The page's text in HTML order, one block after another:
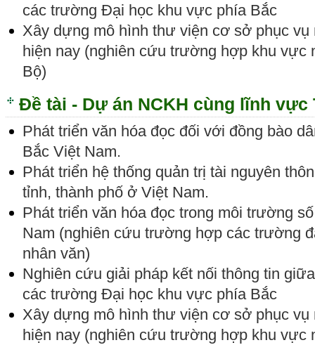
các trường Đại học khu vực phía Bắc
Xây dựng mô hình thư viện cơ sở phục
hiện nay (nghiên cứu trường hợp khu vực
Bộ)
Đề tài - Dự án NCKH cùng lĩnh
Phát triển văn hóa đọc đối với đồng bào
Bắc Việt Nam.
Phát triển hệ thống quản trị tài nguyên
tỉnh, thành phố ở Việt Nam.
Phát triển văn hóa đọc trong môi trường
Nam (nghiên cứu trường hợp các trường
nhân văn)
Nghiên cứu giải pháp kết nối thông tin
các trường Đại học khu vực phía Bắc
Xây dựng mô hình thư viện cơ sở phục
hiện nay (nghiên cứu trường hợp khu vực